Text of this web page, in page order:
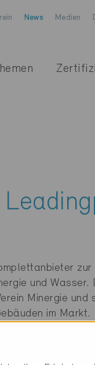
News Medien
zur
und
Minergie und
im Markt.